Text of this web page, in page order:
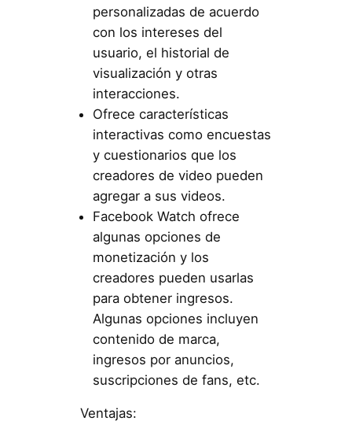
personalizadas de acuerdo
con los intereses del
usuario, el historial de
visualización y otras
interacciones.
Ofrece características
interactivas como encuestas
y cuestionarios que los
creadores de video pueden
agregar a sus videos.
Facebook Watch ofrece
algunas opciones de
monetización y los
creadores pueden usarlas
para obtener ingresos.
Algunas opciones incluyen
contenido de marca,
ingresos por anuncios,
suscripciones de fans, etc.
Ventajas: